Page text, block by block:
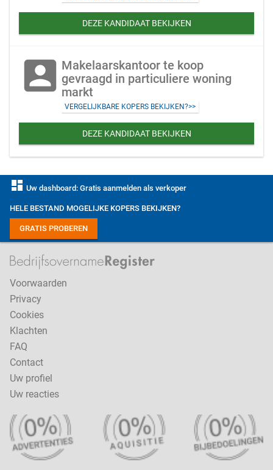
DEZE KANDIDAAT BEKIJKEN
account_box Makelaarskantoor te koop
gevraagd in particuliere woning
markt
VERGELIJKBARE KOPERS BEKIJKEN?>>
DEZE KANDIDAAT BEKIJKEN
dashboard Uw dashboard: Gratis aanmelden als verkoper
HELE BESTAND MOGELIJKE KOPERS BEKIJKEN?
GRATIS PROBEREN
Voorwaarden
Privacy
Cookies
Klachten
FAQ
Contact
Uw profiel
Uw reacties